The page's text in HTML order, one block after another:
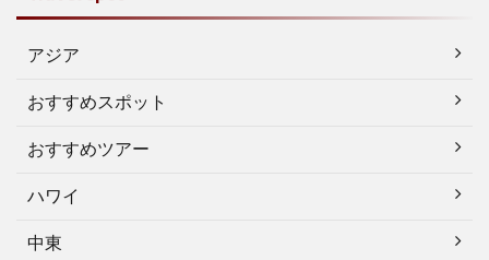
アジア
おすすめスポット
おすすめツアー
ハワイ
中東